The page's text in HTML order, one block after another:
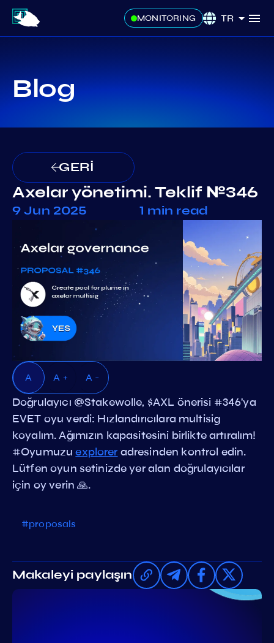
MONITORING TR
Blog
GERİ
Axelar yönetimi. Teklif №346
9 Jun 2025 1 min read
A A + A -
Doğrulayıcı @Stakewolle, $AXL önerisi #346'ya
EVET oyu verdi: Hızlandırıcılara multisig
koyalım. Ağımızın kapasitesini birlikte artıralım!
#Oyumuzuexplorer adresinden kontrol edin.
Lütfen oyun setinizde yer alan doğrulayıcılar
için oy verin 🙏.
#proposals
Makaleyi paylaşın